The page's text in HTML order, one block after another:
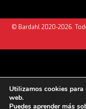
© Bardahl 2020-2026.
Utilizamos cookies para
web.
Puedes aprender más